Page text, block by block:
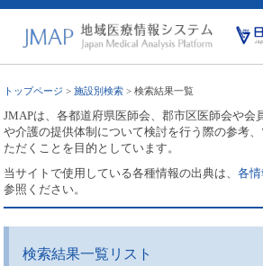
トップページ >施設別検索 > 検索結果一覧
JMAPは、各都道府県医師会、郡市区医師会や会
や介護の提供体制について検討を行う際の参考
ただくことを目的としています。
当サイトで使用している各種情報の出典は、各
参照ください。
検索結果一覧リスト